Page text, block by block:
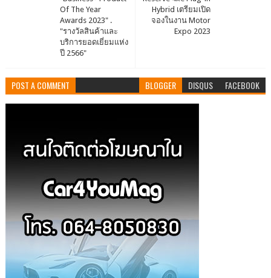
Hybrid เตรียมเปิด
จองในงาน Motor
Expo 2023
Of The Year
Awards 2023" .
"รางวัลสินค้าและ
บริการยอดเยี่ยมแห่ง
ปี 2566"
POST A COMMENT BLOGGER DISQUS FACEBOOK